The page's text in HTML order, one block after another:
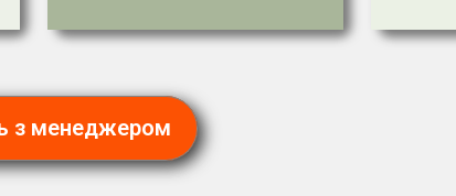
з менеджером